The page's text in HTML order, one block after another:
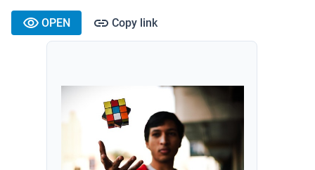
OPEN Copy link